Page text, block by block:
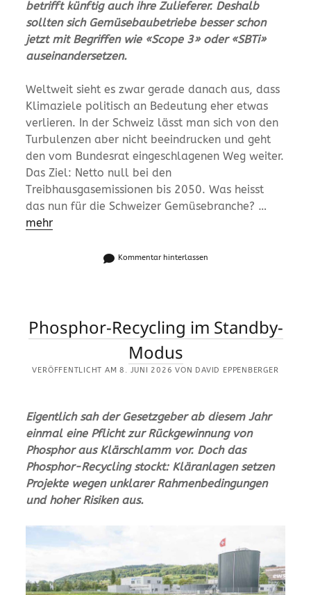
betrifft künftig auch ihre Zulieferer. Deshalb
sollten sich Gemüsebaubetriebe besser schon
jetzt mit Begriffen wie «Scope 3» oder «SBTi»
auseinandersetzen.
Weltweit sieht es zwar gerade danach aus, dass
Klimaziele politisch an Bedeutung eher etwas
verlieren. In der Schweiz lässt man sich von den
Turbulenzen aber nicht beeindrucken und geht
den vom Bundesrat eingeschlagenen Weg weiter.
Das Ziel: Netto null bei den
Treibhausgasemissionen bis 2050. Was heisst
das nun für die Schweizer Gemüsebranche? …
mehr
Kommentar hinterlassen
Phosphor-Recycling im Standby-
Modus
VERÖFFENTLICHT AM 8. JUNI 2026 VON DAVID EPPENBERGER
Eigentlich sah der Gesetzgeber ab diesem Jahr
einmal eine Pflicht zur Rückgewinnung von
Phosphor aus Klärschlamm vor. Doch das
Phosphor-Recycling stockt: Kläranlagen setzen
Projekte wegen unklarer Rahmenbedingungen
und hoher Risiken aus.